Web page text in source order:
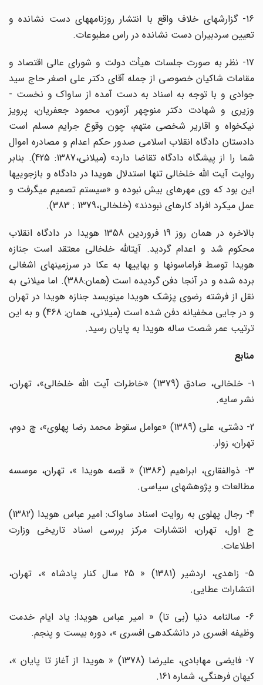
16- گزارش­های خلاف واقع با انتشار روزنامه­های دست­ نشانده و
تعیین سردبیران دست نشانده در راس مطبوعات.
17- نظر به صورت جلسات هیأت دولت و شورای عالی اقتصاد و
مقامات شاکیان خصوصی از جمله آقای دکتر علی اصغر حاج سید
جوادی و با توجه به اسناد به دست آمده از ساواک و نخست ­
وزیری و شهادت دکتر منوچهر آزمون، محمود جعفریان، پرویز
نیکخواه و اقاریر شخصی متهم، چون وقوع جرایم مسلم است
دادستان دادگاه انقلاب اسلامی صدور حکم اعدام و مصادره اموال
شما را از پیشگاه دادگاه تقاضا دارد» (میلانی،1387: 425). بنابر
روایت آیت الله خلخالی تنها استدلال هویدا در دادگاه و بازجویی­ها
این بود که وی مهره­ای بیش نبوده و «سیستم تصمیم می­گرفت و
عمل می­کرد افراد کاره­ای نبودند» (خلخالی،1379 : 383).
بالاخره در همان روز 19 فروردین 1358 هویدا در دادگاه انقلاب
محکوم شد و اعدام گردید. آیت­الله خلخالی معتقد است جنازه
هویدا توسط فراماسون­ها و بهایی­ها به عکا در سرزمین­های اشغالی
برده شده و در آنجا دفن گردیده است (همان:388). اما میلانی به
نقل از فرشته رضوی پزشک هویدا می­نویسد جنازه هویدا در تهران
و در جایی مخفیانه دفن شده است (میلانی، همان: 468) و به این
ترتیب عمر شصت ساله هویدا به پایان رسید.
منابع
1- خلخالی، صادق (1379) «خاطرات آیت ­الله خلخالی»، تهران،
نشر سایه.
2- دشتی، علی (1389) «عوامل سقوط محمد رضا پهلوی»، چ دوم،
تهران، زوار.
3- ذوالفقاری، ابراهیم (1386) « قصه هویدا »، تهران، موسسه
مطالعات و پژوهش­های سیاسی.
4- رجال پهلوی به روایت اسناد ساواک: امیر عباس هویدا (1382)
ج اول، تهران، انتشارات مرکز بررسی اسناد تاریخی وزارت
اطلاعات.
5- زاهدی، اردشیر (1381) « 25 سال کنار پادشاه »، تهران،
انتشارات عطایی.
6- سالنامه دنیا (بی تا) « امیر عباس هویدا: یاد ایام خدمت
وظیفه افسری در دانشکده­ی افسری »، دوره بیست و پنجم.
7- فایضی مهابادی، علیرضا (1378) « هویدا از آغاز تا پایان »،
کیهان فرهنگی، شماره 161.